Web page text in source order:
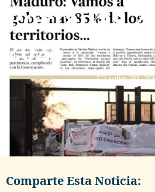
Portadas
2025
julio 29,
Comparte Esta Noticia: